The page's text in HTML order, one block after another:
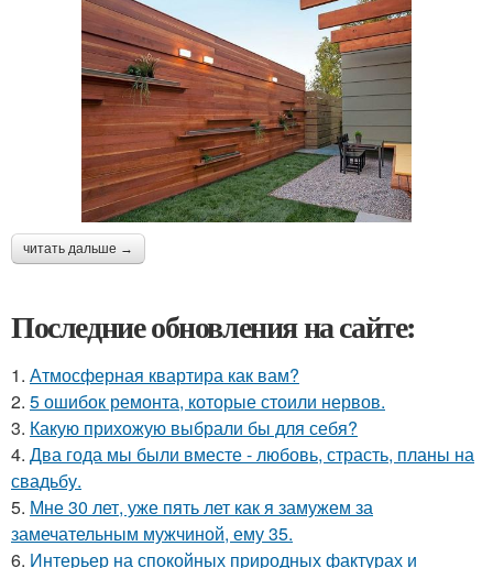
читать дальше →
Последние обновления на сайте:
1. Атмосферная квартира как вам?
2. 5 ошибок ремонта, которые стоили нервов.
3. Какую прихожую выбрали бы для себя?
4. Два года мы были вместе - любовь, страсть, планы на
свадьбу.
5. Мне 30 лет, уже пять лет как я замужем за
замечательным мужчиной, ему 35.
6. Интерьер на спокойных природных фактурах и